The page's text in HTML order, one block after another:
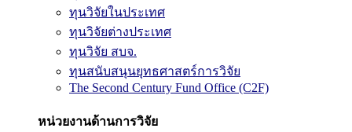
ทุนวิจัยในประเทศ
ทุนวิจัยต่างประเทศ
ทุนวิจัย สบจ.
ทุนสนับสนุนยุทธศาสตร์การวิจัย
The Second Century Fund Office (C2F)
หน่วยงานด้านการวิจัย